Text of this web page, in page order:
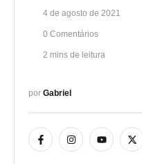
4 de agosto de 2021
0 Comentários
2 mins de leitura
por Gabriel